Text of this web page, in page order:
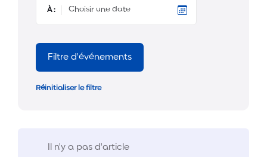
À :
Filtre d'événements
Réinitialiser le filtre
Il n'y a pas d'article